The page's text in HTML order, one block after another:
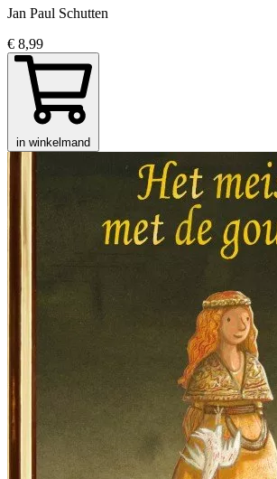
Jan Paul Schutten
€ 8,99
in winkelmand